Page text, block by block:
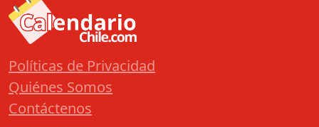
Políticas de Privacidad
Quiénes Somos
Contáctenos